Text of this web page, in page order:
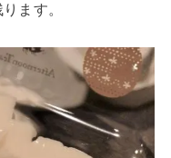
ます。